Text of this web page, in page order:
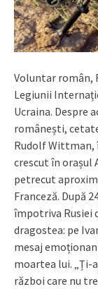
Voluntar român,
Legiunii
Ucraina. Despre
românești,
Rudolf Wittman,
crescut în orașul
petrecut
Franceză. După
împotriva Rusiei
dragostea: pe
mesaj
moartea lui. „Ți-
război care nu